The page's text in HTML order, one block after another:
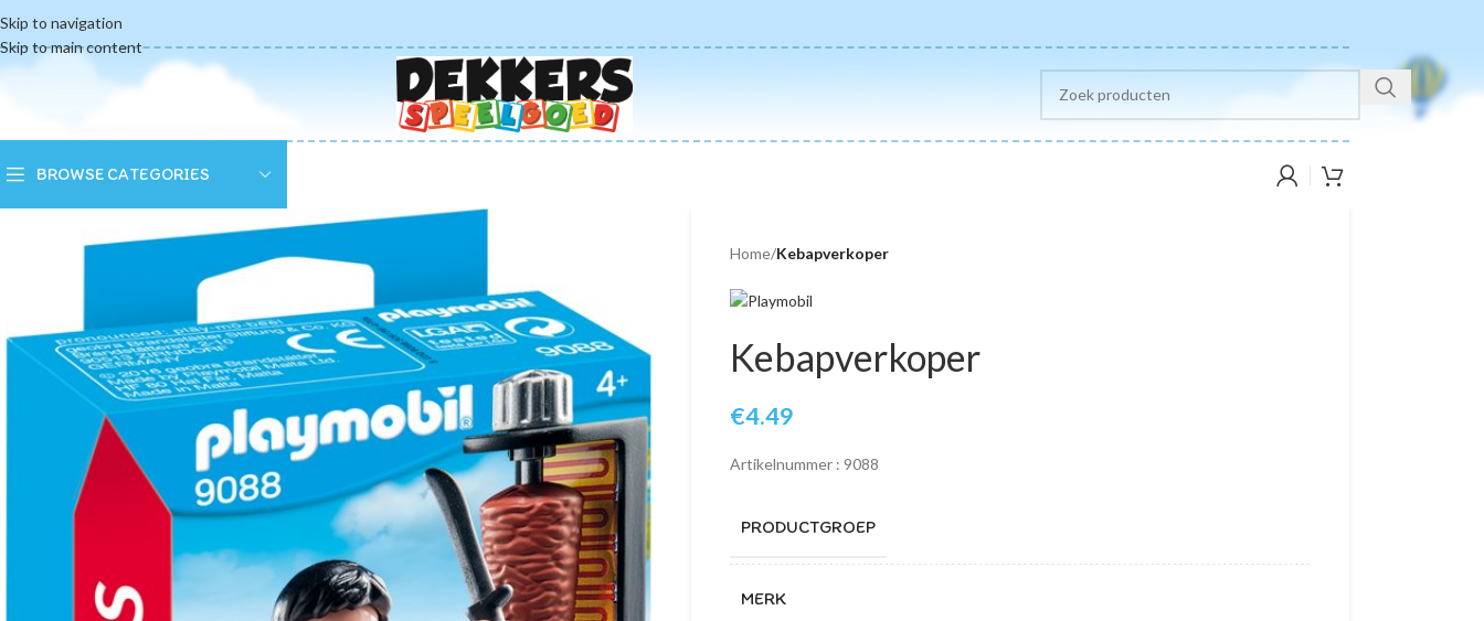
Skip to navigation
Skip to main content
BROWSE CATEGORIES
Home/Kebapverkoper
Kebapverkoper
€4.49
Artikelnummer : 9088
PRODUCTGROEP
MERK